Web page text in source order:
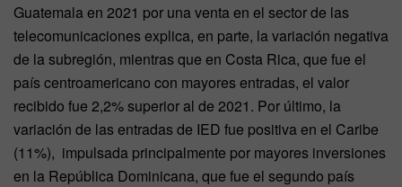
Guatemala en 2021 por una venta en el sector de las
telecomunicaciones explica, en parte, la variación negativa
de la subregión, mientras que en Costa Rica, que fue el
país centroamericano con mayores entradas, el valor
recibido fue 2,2% superior al de 2021. Por último, la
variación de las entradas de IED fue positiva en el Caribe
(11%), impulsada principalmente por mayores inversiones
en la República Dominicana, que fue el segundo país